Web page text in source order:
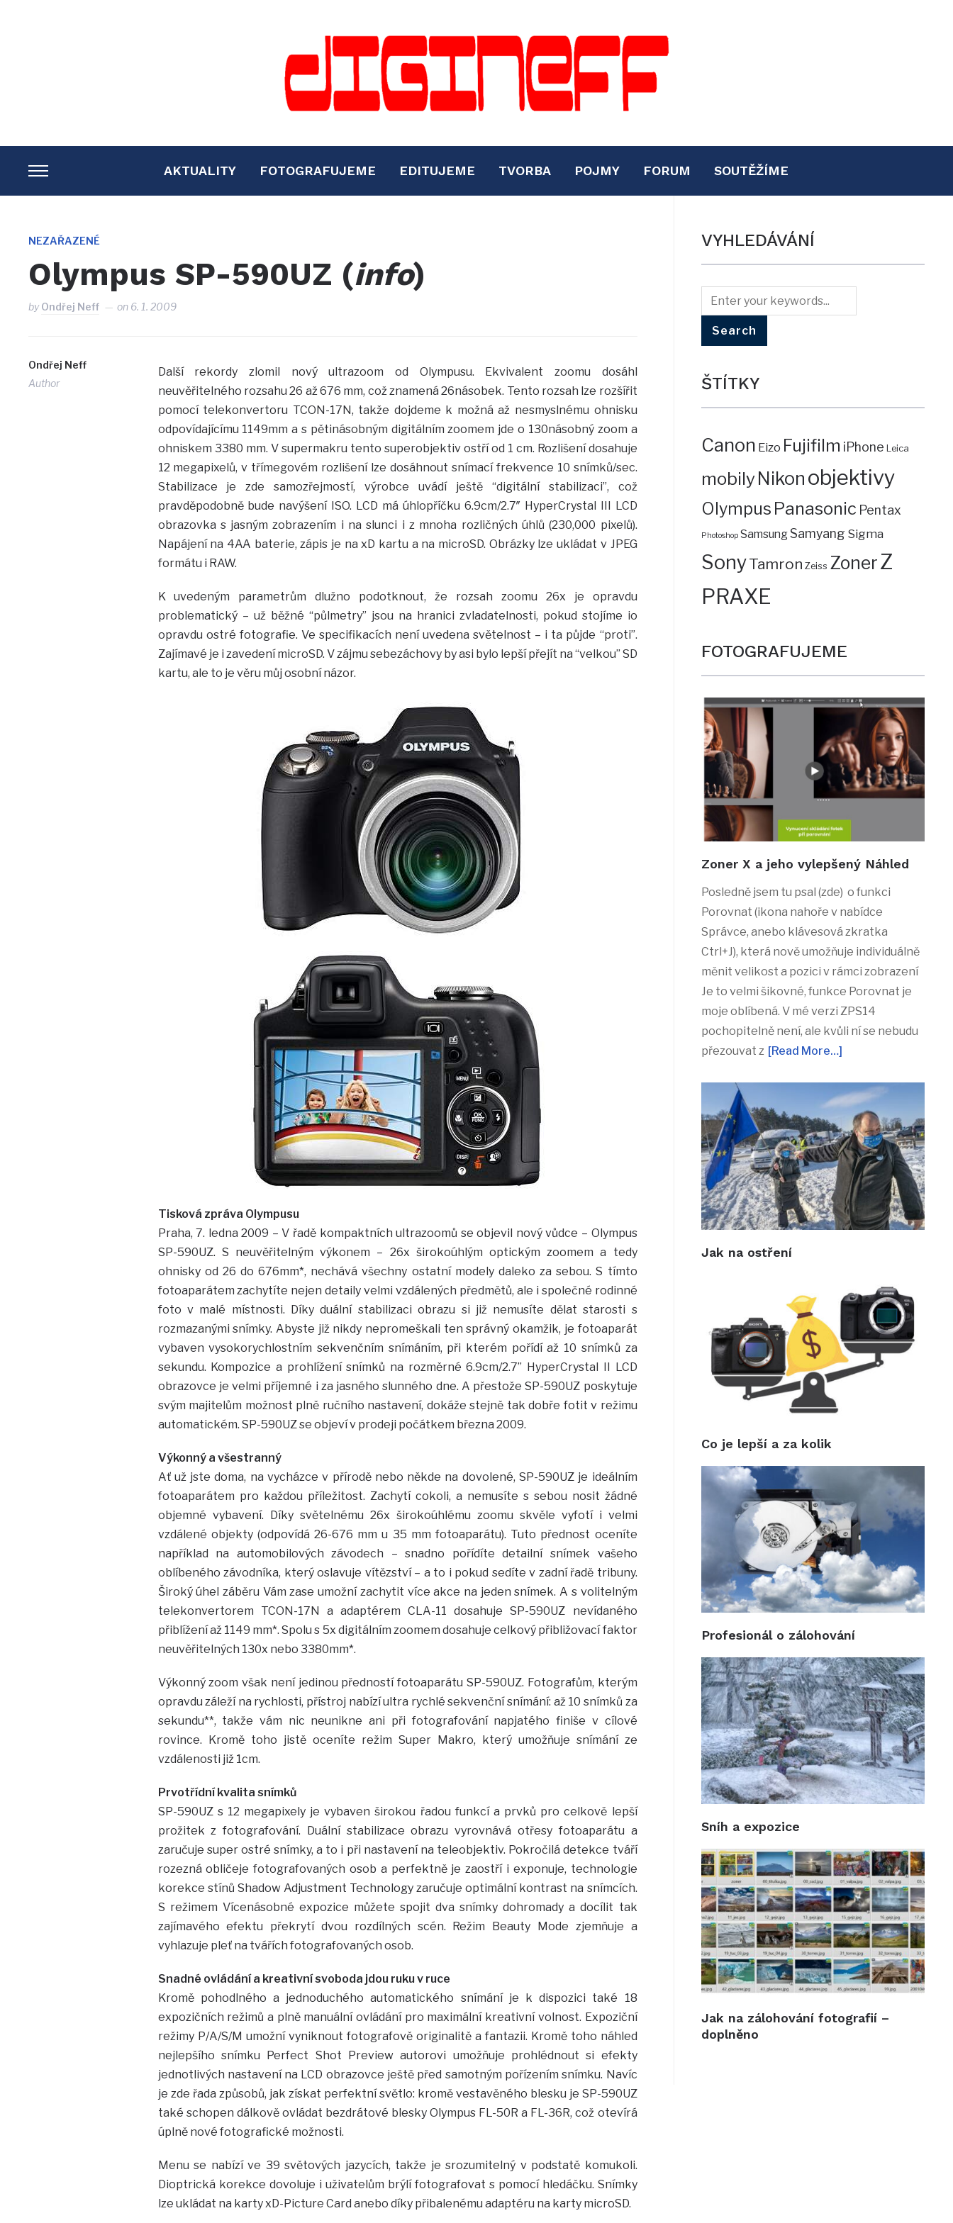
TOGGLE
SIDEBAR
NAVIGATION
AKTUALITY FOTOGRAFUJEME EDITUJEME TVORBA POJMY FORUM SOUTĚŽÍME
NEZAŘAZENÉ
Olympus SP-590UZ (info)
byOndřej Neff on 6. 1. 2009
Ondřej Neff
Author
Další rekordy zlomil nový ultrazoom od Olympusu. Ekvivalent zoomu dosáhl
neuvěřitelného rozsahu 26 až 676 mm, což znamená 26násobek. Tento rozsah lze rozšířit
pomocí telekonvertoru TCON-17N, takže dojdeme k možná až nesmyslnému ohnisku
odpovídajícímu 1149mm a s pětinásobným digitálním zoomem jde o 130násobný zoom a
ohniskem 3380 mm. V supermakru tento superobjektiv ostří od 1 cm. Rozlišení dosahuje
12 megapixelů, v třímegovém rozlišení lze dosáhnout snímací frekvence 10 snímků/sec.
Stabilizace je zde samozřejmostí, výrobce uvádí ještě “digitální stabilizaci”, což
pravděpodobně bude navýšení ISO. LCD má úhlopříčku 6.9cm/2.7″ HyperCrystal III LCD
obrazovka s jasným zobrazením i na slunci i z mnoha rozličných úhlů (230,000 pixelů).
Napájení na 4AA baterie, zápis je na xD kartu a na microSD. Obrázky lze ukládat v JPEG
formátu i RAW.
K uvedeným parametrům dlužno podotknout, že rozsah zoomu 26x je opravdu
problematický – už běžné “půlmetry” jsou na hranici zvladatelnosti, pokud stojíme io
opravdu ostré fotografie. Ve specifikacích není uvedena světelnost – i ta půjde “proti”.
Zajímavé je i zavedení microSD. V zájmu sebezáchovy by asi bylo lepší přejít na “velkou” SD
kartu, ale to je věru můj osobní názor.
Tisková zpráva Olympusu
Praha, 7. ledna 2009 – V řadě kompaktních ultrazoomů se objevil nový vůdce – Olympus
SP-590UZ. S neuvěřitelným výkonem – 26x širokoúhlým optickým zoomem a tedy
ohnisky od 26 do 676mm*, nechává všechny ostatní modely daleko za sebou. S tímto
fotoaparátem zachytíte nejen detaily velmi vzdálených předmětů, ale i společné rodinné
foto v malé místnosti. Díky duální stabilizaci obrazu si již nemusíte dělat starosti s
rozmazanými snímky. Abyste již nikdy nepromeškali ten správný okamžik, je fotoaparát
vybaven vysokorychlostním sekvenčním snímáním, při kterém pořídí až 10 snímků za
sekundu. Kompozice a prohlížení snímků na rozměrné 6.9cm/2.7” HyperCrystal II LCD
obrazovce je velmi příjemné i za jasného slunného dne. A přestože SP-590UZ poskytuje
svým majitelům možnost plně ručního nastavení, dokáže stejně tak dobře fotit v režimu
automatickém. SP-590UZ se objeví v prodeji počátkem března 2009.
Výkonný a všestranný
Ať už jste doma, na vycházce v přírodě nebo někde na dovolené, SP-590UZ je ideálním
fotoaparátem pro každou příležitost. Zachytí cokoli, a nemusíte s sebou nosit žádné
objemné vybavení. Díky světelnému 26x širokoúhlému zoomu skvěle vyfotí i velmi
vzdálené objekty (odpovídá 26-676 mm u 35 mm fotoaparátu). Tuto přednost oceníte
například na automobilových závodech – snadno pořídíte detailní snímek vašeho
oblíbeného závodníka, který oslavuje vítězství – a to i pokud sedíte v zadní řadě tribuny.
Široký úhel záběru Vám zase umožní zachytit více akce na jeden snímek. A s volitelným
telekonvertorem TCON-17N a adaptérem CLA-11 dosahuje SP-590UZ nevídaného
přiblížení až 1149 mm*. Spolu s 5x digitálním zoomem dosahuje celkový přibližovací faktor
neuvěřitelných 130x nebo 3380mm*.
Výkonný zoom však není jedinou předností fotoaparátu SP-590UZ. Fotografům, kterým
opravdu záleží na rychlosti, přístroj nabízí ultra rychlé sekvenční snímání: až 10 snímků za
sekundu**, takže vám nic neunikne ani při fotografování napjatého finiše v cílové
rovince. Kromě toho jistě oceníte režim Super Makro, který umožňuje snímání ze
vzdálenosti již 1cm.
Prvotřídní kvalita snímků
SP-590UZ s 12 megapixely je vybaven širokou řadou funkcí a prvků pro celkově lepší
prožitek z fotografování. Duální stabilizace obrazu vyrovnává otřesy fotoaparátu a
zaručuje super ostré snímky, a to i při nastavení na teleobjektiv. Pokročilá detekce tváří
rozezná obličeje fotografovaných osob a perfektně je zaostří i exponuje, technologie
korekce stínů Shadow Adjustment Technology zaručuje optimální kontrast na snímcích.
S režimem Vícenásobné expozice můžete spojit dva snímky dohromady a docílit tak
zajímavého efektu překrytí dvou rozdílných scén. Režim Beauty Mode zjemňuje a
vyhlazuje pleť na tvářích fotografovaných osob.
Snadné ovládání a kreativní svoboda jdou ruku v ruce
Kromě pohodlného a jednoduchého automatického snímání je k dispozici také 18
expozičních režimů a plně manuální ovládání pro maximální kreativní volnost. Expoziční
režimy P/A/S/M umožní vyniknout fotografově originalitě a fantazii. Kromě toho náhled
nejlepšího snímku Perfect Shot Preview autorovi umožňuje prohlédnout si efekty
jednotlivých nastavení na LCD obrazovce ještě před samotným pořízením snímku. Navíc
je zde řada způsobů, jak získat perfektní světlo: kromě vestavěného blesku je SP-590UZ
také schopen dálkově ovládat bezdrátové blesky Olympus FL-50R a FL-36R, což otevírá
úplně nové fotografické možnosti.
Menu se nabízí ve 39 světových jazycích, takže je srozumitelný v podstatě komukoli.
Dioptrická korekce dovoluje i uživatelům brýlí fotografovat s pomocí hledáčku. Snímky
lze ukládat na karty xD-Picture Card anebo díky přibalenému adaptéru na karty microSD.
VYHLEDÁVÁNÍ
ŠTÍTKY
Canon Eizo Fujifilm iPhone Leica
mobilyNikon objektivy
Olympus Panasonic Pentax
Photoshop SamsungSamyang Sigma
SonyTamron Zeiss ZonerZ
PRAXE
FOTOGRAFUJEME
Zoner X a jeho vylepšený Náhled
Posledně jsem tu psal (zde) o funkci
Porovnat (ikona nahoře v nabídce
Správce, anebo klávesová zkratka
Ctrl+J), která nově umožňuje individuálně
měnit velikost a pozici v rámci zobrazení
Je to velmi šikovné, funkce Porovnat je
moje oblíbená. V mé verzi ZPS14
pochopitelně není, ale kvůli ní se nebudu
přezouvat z [Read More…]
Jak na ostření
Co je lepší a za kolik
Profesionál o zálohování
Sníh a expozice
Jak na zálohování fotografií –
doplněno